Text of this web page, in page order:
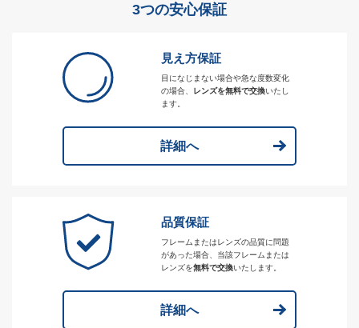
3つの安心保証
見え方保証
目になじまない場合や急な度数変化
の場合、
レンズを無料で交換いたし
ます。
詳細へ
品質保証
フレームまたはレンズの品質に問題
があった場合、当該フレームまたは
レンズを無料で交換いたします。
詳細へ